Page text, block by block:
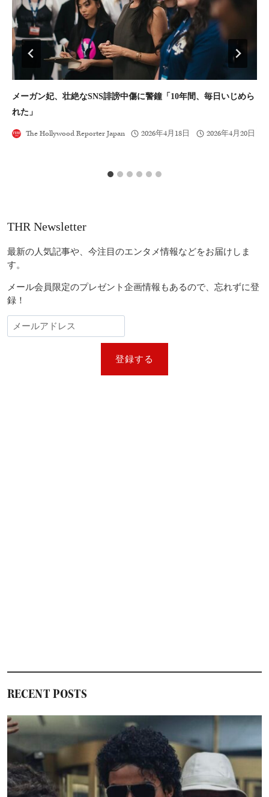
メーガン妃、壮絶なSNS誹謗中傷に警鐘「10年間、毎日いじめら
れた」
The Hollywood Reporter Japan 2026年4月18日 2026年4月20日
THR Newsletter
最新の人気記事や、今注目のエンタメ情報などをお届けしま
す。
メール会員限定のプレゼント企画情報もあるので、忘れずに登
録！
登録する
RECENT POSTS